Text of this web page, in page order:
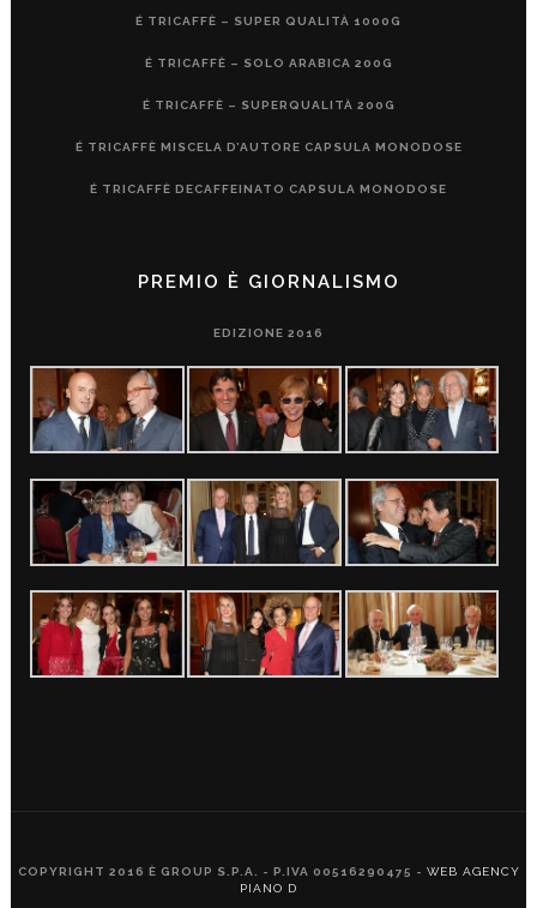
É TRICAFFÈ – SUPER QUALITÀ 1000G
É TRICAFFÈ – SOLO ARABICA 200G
É TRICAFFÈ – SUPERQUALITÀ 200G
É TRICAFFÈ MISCELA D’AUTORE CAPSULA MONODOSE
É TRICAFFÈ DECAFFEINATO CAPSULA MONODOSE
PREMIO È GIORNALISMO
EDIZIONE 2016
COPYRIGHT 2016 È GROUP S.P.A. - P.IVA 00516290475 - WEB AGENCY
PIANO D